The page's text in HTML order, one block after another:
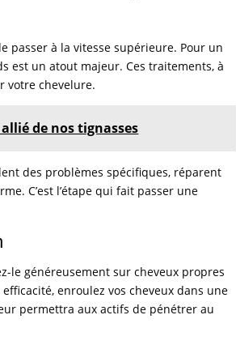
passer à la vitesse supérieure. Pour un
est un atout majeur. Ces traitements, à
votre chevelure.
de nos tignasses
des problèmes spécifiques, réparent
C’est l’étape qui fait passer une
le généreusement sur cheveux propres
enroulez vos cheveux dans une
permettra aux actifs de pénétrer au